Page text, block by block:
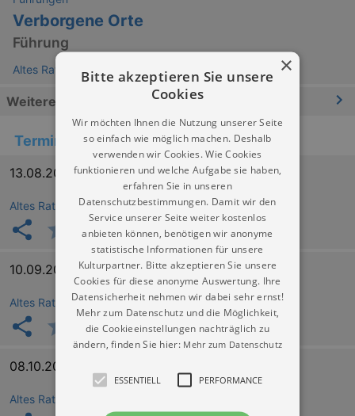
Verborgene Orte
Führung
Altes Rathaus Leipzig
Weitere Informationen
Termine
13.08.2026 16:00
Altes Rathaus Leipzig
10.09.2026 16:00
Altes Rathaus Leipzig
08.10.2026 16:00
Altes Rathaus Leipzig
×
Bitte akzeptieren Sie unsere
Cookies
Wir möchten Ihnen die Nutzung unserer Seite
so einfach wie möglich machen. Deshalb
verwenden wir Cookies. Wie Cookies
funktionieren und welche Aufgabe sie haben,
erfahren Sie in unseren
Datenschutzbestimmungen. Damit wir den
Service unserer Seite weiter kostenlos
anbieten können, benötigen wir anonyme
statistische Informationen für unsere
Kulturpartner. Bitte akzeptieren Sie unsere
Cookies für diese anonyme Auswertung. Ihre
Datensicherheit nehmen wir dabei sehr ernst!
Mehr zum Datenschutz und die Möglichkeit,
die Cookieeinstellungen nachträglich zu
ändern, finden Sie hier: Mehr zum Datenschutz
ESSENTIELL PERFORMANCE